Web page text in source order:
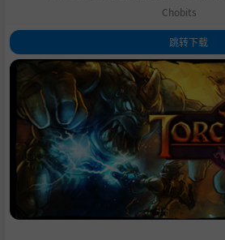
Chobits
跳转下载
1.关于这款游戏
2
3
系统需求
4.支持作者
设置中文
6. 学习版下载